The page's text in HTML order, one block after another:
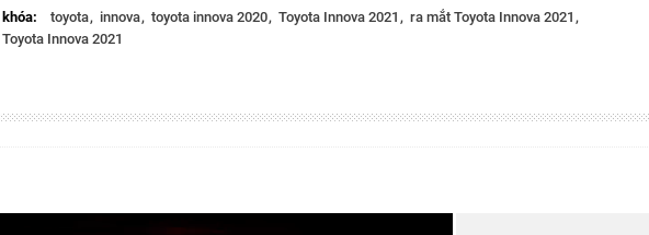
toyota innova toyota innova 2020 Toyota Innova 2021 ra mắt Toyota Innova 2021
Innova 2021